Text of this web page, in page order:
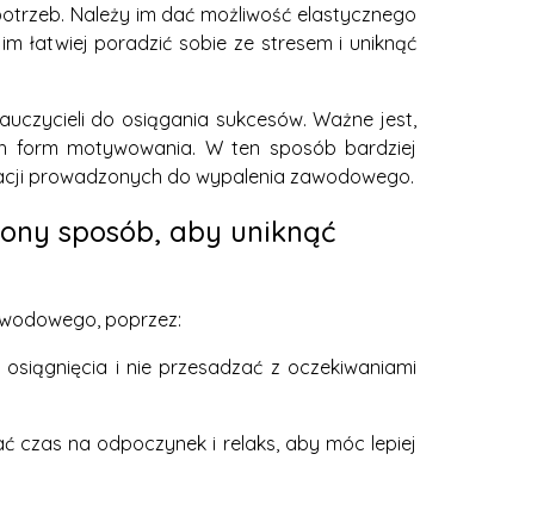
Należy im dać możliwość elastycznego
łatwiej poradzić sobie ze stresem i uniknąć
do osiągania sukcesów. Ważne jest,
form motywowania. W ten sposób bardziej
prowadzonych do wypalenia zawodowego.
sposób, aby uniknąć
poprzez:
i nie przesadzać z oczekiwaniami
czas na odpoczynek i relaks, aby móc lepiej